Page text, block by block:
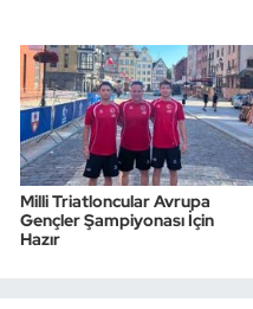
Milli Triatloncular Avrupa
Gençler Şampiyonası İçin
Hazır